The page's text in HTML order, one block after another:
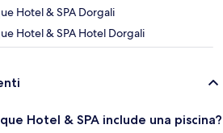
Hotel & SPA Dorgali
Hotel & SPA Hotel Dorgali
Hotel & SPA include una piscina?